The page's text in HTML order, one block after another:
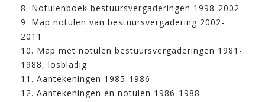
8. Notulenboek bestuursvergaderingen 1998-2002
9. Map notulen van bestuursvergadering 2002-
2011
10. Map met notulen bestuursvergaderingen 1981-
1988, losbladig
11. Aantekeningen 1985-1986
12. Aantekeningen en notulen 1986-1988